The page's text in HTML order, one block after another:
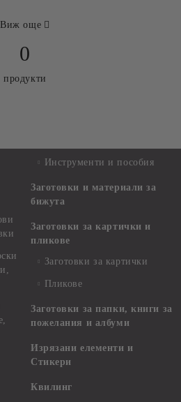
Виж още
0
продукти
Инструменти и пособия
Заготовки и материали за
бижута
Заготовки за картички и
пликове
Заготовки за картички
Пликове
Заготовки за папки, книги за
пожелания и албуми
Изрязани елементи и
Стикери
Квилинг